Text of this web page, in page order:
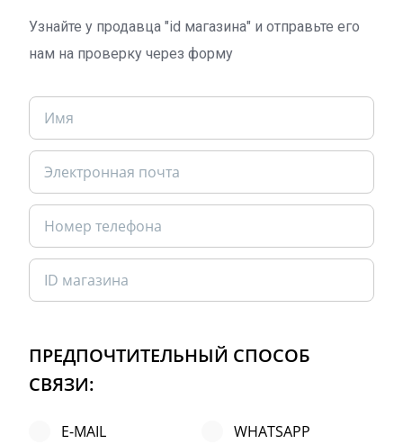
Узнайте у продавца "id магазина" и отправьте его
нам на проверку через форму
ПРЕДПОЧТИТЕЛЬНЫЙ СПОСОБ
СВЯЗИ:
E-MAIL WHATSAPP